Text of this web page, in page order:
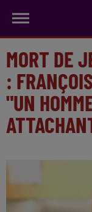
MORT DE
:
"UN